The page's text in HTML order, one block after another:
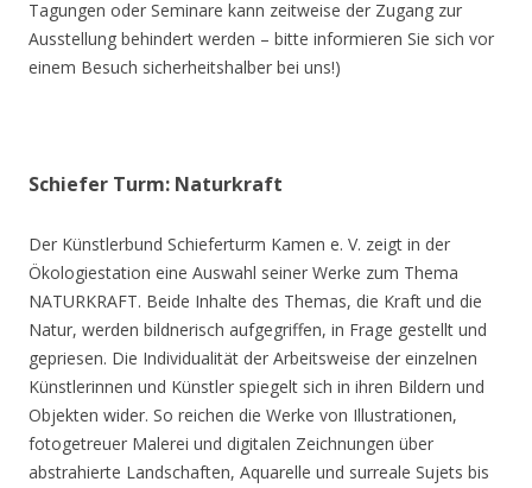
Tagungen oder Seminare kann zeitweise der Zugang zur
Ausstellung behindert werden – bitte informieren Sie sich vor
einem Besuch sicherheitshalber bei uns!)
Schiefer Turm: Naturkraft
Der Künstlerbund Schieferturm Kamen e. V. zeigt in der
Ökologiestation eine Auswahl seiner Werke zum Thema
NATURKRAFT. Beide Inhalte des Themas, die Kraft und die
Natur, werden bildnerisch aufgegriffen, in Frage gestellt und
gepriesen. Die Individualität der Arbeitsweise der einzelnen
Künstlerinnen und Künstler spiegelt sich in ihren Bildern und
Objekten wider. So reichen die Werke von Illustrationen,
fotogetreuer Malerei und digitalen Zeichnungen über
abstrahierte Landschaften, Aquarelle und surreale Sujets bis